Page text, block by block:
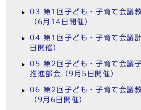
03 第1回子ども・子育て会議
（6月14日開催）
04 第1回子ども・子育て会議
日開催）
05 第2回子ども・子育て会議
推進部会（9月5日開催）
06 第2回子ども・子育て会議
（9月6日開催）